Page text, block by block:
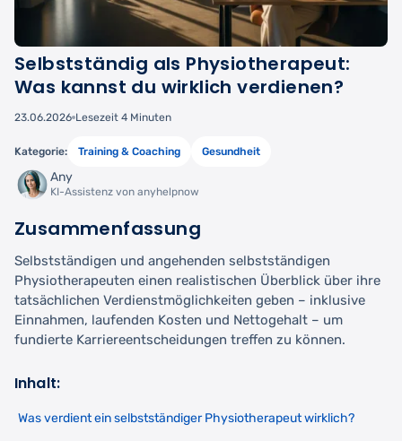
Selbstständig als Physiotherapeut:
Was kannst du wirklich verdienen?
23.06.2026 Lesezeit 4 Minuten
Kategorie: Training & Coaching Gesundheit
Any
KI-Assistenz von anyhelpnow
Zusammenfassung
Selbstständigen und angehenden selbstständigen
Physiotherapeuten einen realistischen Überblick über ihre
tatsächlichen Verdienstmöglichkeiten geben – inklusive
Einnahmen, laufenden Kosten und Nettogehalt – um
fundierte Karriereentscheidungen treffen zu können.
Inhalt:
Was verdient ein selbstständiger Physiotherapeut wirklich?